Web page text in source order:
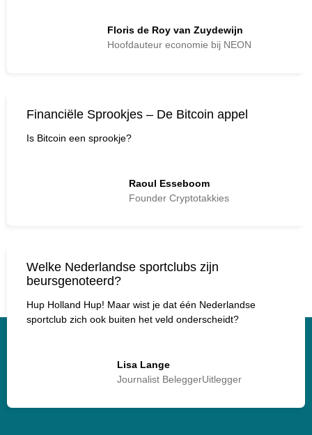
Floris de Roy van Zuydewijn
Hoofdauteur economie bij NEON
Financiële Sprookjes – De Bitcoin appel
Is Bitcoin een sprookje?
Raoul Esseboom
Founder Cryptotakkies
Welke Nederlandse sportclubs zijn
beursgenoteerd?
Hup Holland Hup! Maar wist je dat één Nederlandse
sportclub zich ook buiten het veld onderscheidt?
Lisa Lange
Journalist BeleggerUitlegger